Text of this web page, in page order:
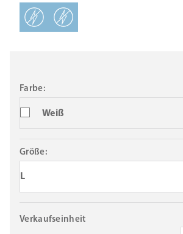
Weiß
Farbe:
L
Größe:
Verkaufseinheit